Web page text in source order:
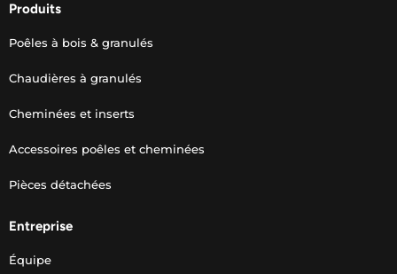
Produits
Poêles à bois & granulés
Chaudières à granulés
Cheminées et inserts
Accessoires poêles et cheminées
Pièces détachées
Entreprise
Équipe